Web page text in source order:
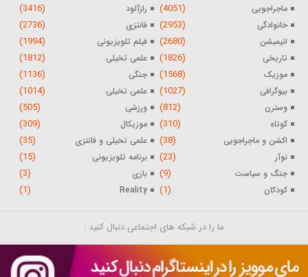
ماجراجویی (4051) رازآلود (3416)
خانوادگی (2953) فانتزی (2736)
انیمیشن (2680) فیلم تلویزیونی (1994)
تاریخی (1826) علمی تخیلی (1812)
موزیک (1568) جنگی (1136)
بیوگرافی (1027) علمی تخیلی (1014)
وسترن (812) ورزشی (505)
کوتاه (310) موزیکال (309)
اکشن و ماجراجویی (38) علمی تخیلی و فانتزی (35)
نوآر (23) برنامه تلویزیونی (15)
جنگ و سیاست (9) بازی (3)
کودکان (1)
Reality
(1)
ما را در شبکه های اجتماعی دنبال کنید :